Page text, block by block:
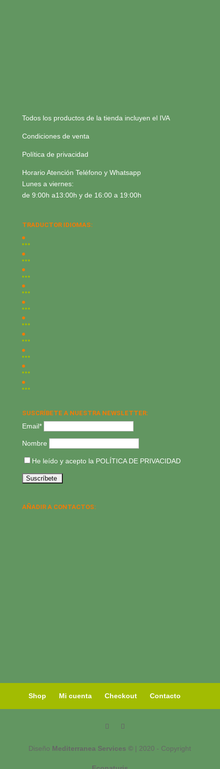
Todos los productos de la tienda incluyen el IVA
Condiciones de venta
Política de privacidad
Horario Atención Teléfono y Whatsapp
Lunes a viernes:
de 9:00h a13:00h y de 16:00 a 19:00h
TRADUCTOR IDIOMAS:
SUSCRÍBETE A NUESTRA NEWSLETTER:
Email*
Nombre
He leído y acepto la POLÍTICA DE PRIVACIDAD
AÑADIR A CONTACTOS:
Shop Mi cuenta Checkout Contacto
Diseño Mediterranea Services © | 2020 - Copyright